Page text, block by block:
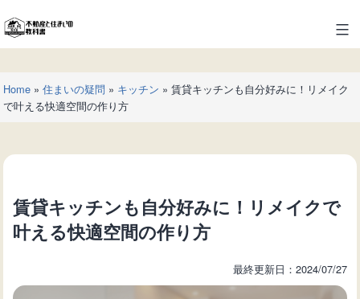
ン
テ
ツ
へ
ス
ッ
不
動
産
と
住
の
科
Home» 住まいの疑問 » キッチン » 賃貸キッチンも自分好みに！リメイク
で叶える快適空間の作り方
賃貸キッチンも自分好みに！リメイクで
叶える快適空間の作り方
最終更新日：2024/07/27